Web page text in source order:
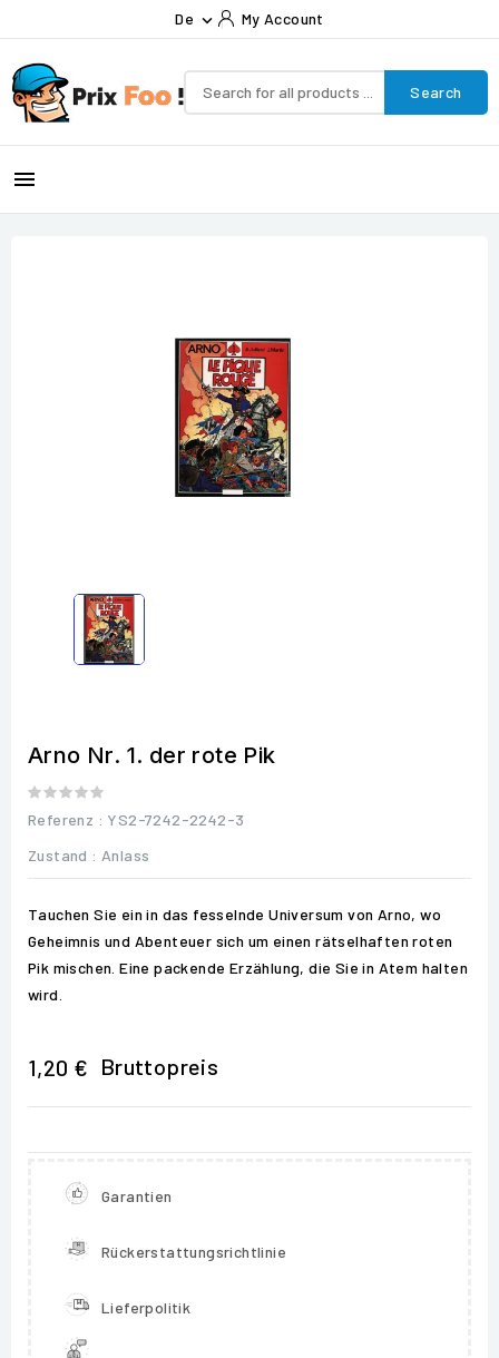
De  My Account
Search

Arno Nr. 1. der rote Pik
Referenz : YS2-7242-2242-3
Zustand : Anlass
Tauchen Sie ein in das fesselnde Universum von Arno, wo
Geheimnis und Abenteuer sich um einen rätselhaften roten
Pik mischen. Eine packende Erzählung, die Sie in Atem halten
wird.
1,20 € Bruttopreis
Garantien
Rückerstattungsrichtlinie
Lieferpolitik